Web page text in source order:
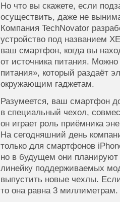
Но что вы скажете, если
осуществить, даже не
Компания TechNovator
устройство под названием
ваш смартфон, когда вы
от источника питания.
питания», который раздаёт
окружающим гаджетам.
Разумеется, ваш смартфон
в специальный чехол,
он играет роль приёмника
На сегодняшний день
только для смартфонов
но в будущем они планируют
линейку поддерживаемых
выпустить новые чехлы.
то она равна 3 миллиметрам.